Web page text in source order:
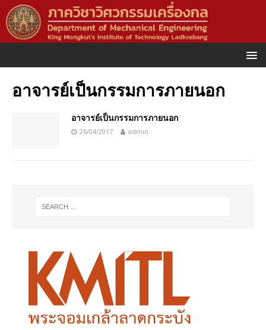
อาจารย์เป็นกรรมการภายนอก
อาจารย์เป็นกรรมการภายนอก
26/04/2017 admin